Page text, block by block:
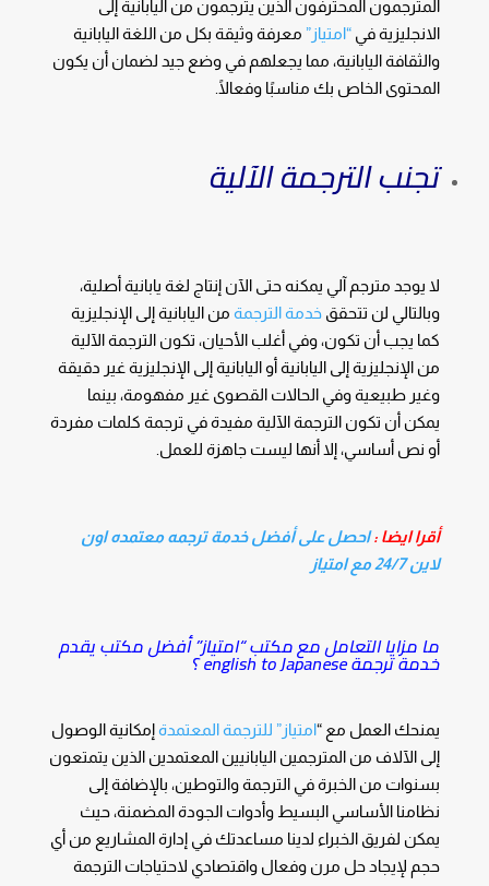
المترجمون المحترفون الذين يترجمون من اليابانية إلى
الانجليزية في “امتياز” معرفة وثيقة بكل من اللغة اليابانية
والثقافة اليابانية، مما يجعلهم في وضع جيد لضمان أن يكون
المحتوى الخاص بك مناسبًا وفعالًا.
تجنب الترجمة الآلية
لا يوجد مترجم آلي يمكنه حتى الآن إنتاج لغة يابانية أصلية،
وبالتالي لن تتحقق خدمة الترجمةمن اليابانية إلى الإنجليزية
كما يجب أن تكون، وفي أغلب الأحيان، تكون الترجمة الآلية
من الإنجليزية إلى اليابانية أو اليابانية إلى الإنجليزية غير دقيقة
وغير طبيعية وفي الحالات القصوى غير مفهومة، بينما
يمكن أن تكون الترجمة الآلية مفيدة في ترجمة كلمات مفردة
أو نص أساسي، إلا أنها ليست جاهزة للعمل.
أقرا ايضا :احصل على أفضل خدمة ترجمه معتمده اون
لاين 24/7 مع امتياز
ما مزايا التعامل مع مكتب “امتياز” أفضل مكتب يقدم
خدمة ترجمة english to Japanese ؟
يمنحك العمل مع “امتياز” للترجمة المعتمدةإمكانية الوصول
إلى الآلاف من المترجمين اليابانيين المعتمدين الذين يتمتعون
بسنوات من الخبرة في الترجمة والتوطين، بالإضافة إلى
نظامنا الأساسي البسيط وأدوات الجودة المضمنة، حيث
يمكن لفريق الخبراء لدينا مساعدتك في إدارة المشاريع من أي
حجم لإيجاد حل مرن وفعال واقتصادي لاحتياجات الترجمة